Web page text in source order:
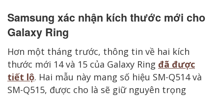
Samsung xác nhận kích thước mới cho
Galaxy Ring
Hơn một tháng trước, thông tin về hai kích
thước mới 14 và 15 của Galaxy Ring đã được
tiết lộ. Hai mẫu này mang số hiệu SM-Q514 và
SM-Q515, được cho là sẽ giữ nguyên trọng